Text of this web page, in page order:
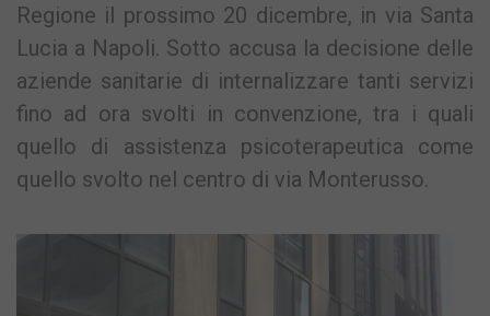
Regione il prossimo 20 dicembre, in via Santa
Lucia a Napoli. Sotto accusa la decisione delle
aziende sanitarie di internalizzare tanti servizi
fino ad ora svolti in convenzione, tra i quali
quello di assistenza psicoterapeutica come
quello svolto nel centro di via Monterusso.